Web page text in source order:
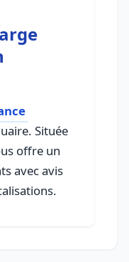
Située
offre un
avec avis